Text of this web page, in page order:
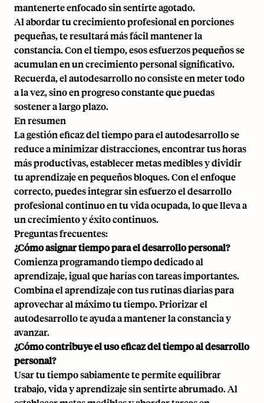
mantenerte enfocado sin sentirte agotado.
Al abordar tu crecimiento profesional en porciones
pequeñas, te resultará más fácil mantener la
constancia. Con el tiempo, esos esfuerzos pequeños se
acumulan en un crecimiento personal significativo.
Recuerda, el autodesarrollo no consiste en meter todo
a la vez, sino en progreso constante que puedas
sostener a largo plazo.
En resumen
La gestión eficaz del tiempo para el autodesarrollo se
reduce a minimizar distracciones, encontrar tus horas
más productivas, establecer metas medibles y dividir
tu aprendizaje en pequeños bloques. Con el enfoque
correcto, puedes integrar sin esfuerzo el desarrollo
profesional continuo en tu vida ocupada, lo que lleva a
un crecimiento y éxito continuos.
Preguntas frecuentes:
¿Cómo asignar tiempo para el desarrollo personal?
Comienza programando tiempo dedicado al
aprendizaje, igual que harías con tareas importantes.
Combina el aprendizaje con tus rutinas diarias para
aprovechar al máximo tu tiempo. Priorizar el
autodesarrollo te ayuda a mantener la constancia y
avanzar.
¿Cómo contribuye el uso eficaz del tiempo al desarrollo
personal?
Usar tu tiempo sabiamente te permite equilibrar
trabajo, vida y aprendizaje sin sentirte abrumado. Al